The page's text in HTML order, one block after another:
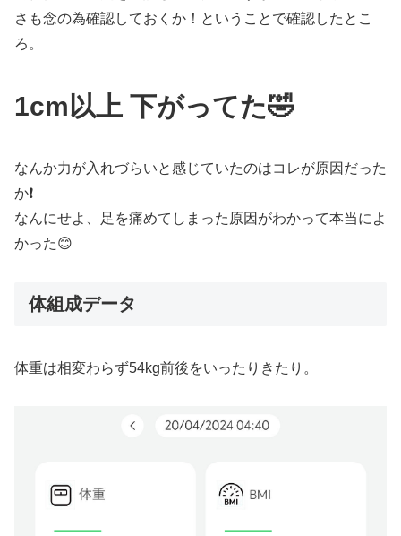
さも念の為確認しておくか！ということで確認したとこ
ろ。
1cm以上 下がってた🤣
なんか力が入れづらいと感じていたのはコレが原因だった
か❗️
なんにせよ、足を痛めてしまった原因がわかって本当によ
かった😊
体組成データ
体重は相変わらず54kg前後をいったりきたり。